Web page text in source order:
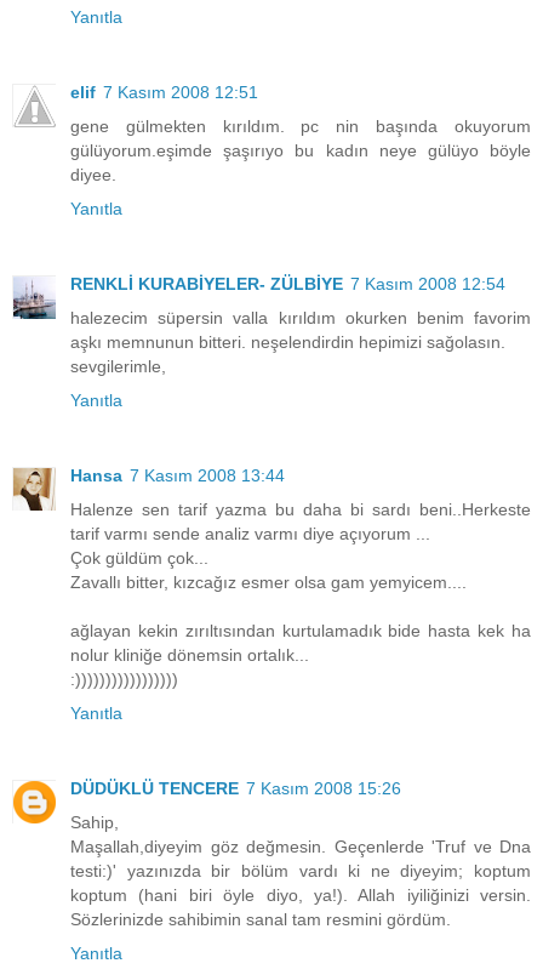
Yanıtla
elif 7 Kasım 2008 12:51
gene gülmekten kırıldım. pc nin başında okuyorum
gülüyorum.eşimde şaşırıyo bu kadın neye gülüyo böyle
diyee.
Yanıtla
RENKLİ KURABİYELER- ZÜLBİYE 7 Kasım 2008 12:54
halezecim süpersin valla kırıldım okurken benim favorim
aşkı memnunun bitteri. neşelendirdin hepimizi sağolasın.
sevgilerimle,
Yanıtla
Hansa 7 Kasım 2008 13:44
Halenze sen tarif yazma bu daha bi sardı beni..Herkeste
tarif varmı sende analiz varmı diye açıyorum ...
Çok güldüm çok...
Zavallı bitter, kızcağız esmer olsa gam yemyicem....
ağlayan kekin zırıltısından kurtulamadık bide hasta kek ha
nolur kliniğe dönemsin ortalık...
:)))))))))))))))))
Yanıtla
DÜDÜKLÜ TENCERE 7 Kasım 2008 15:26
Sahip,
Maşallah,diyeyim göz değmesin. Geçenlerde 'Truf ve Dna
testi:)' yazınızda bir bölüm vardı ki ne diyeyim; koptum
koptum (hani biri öyle diyo, ya!). Allah iyiliğinizi versin.
Sözlerinizde sahibimin sanal tam resmini gördüm.
Yanıtla